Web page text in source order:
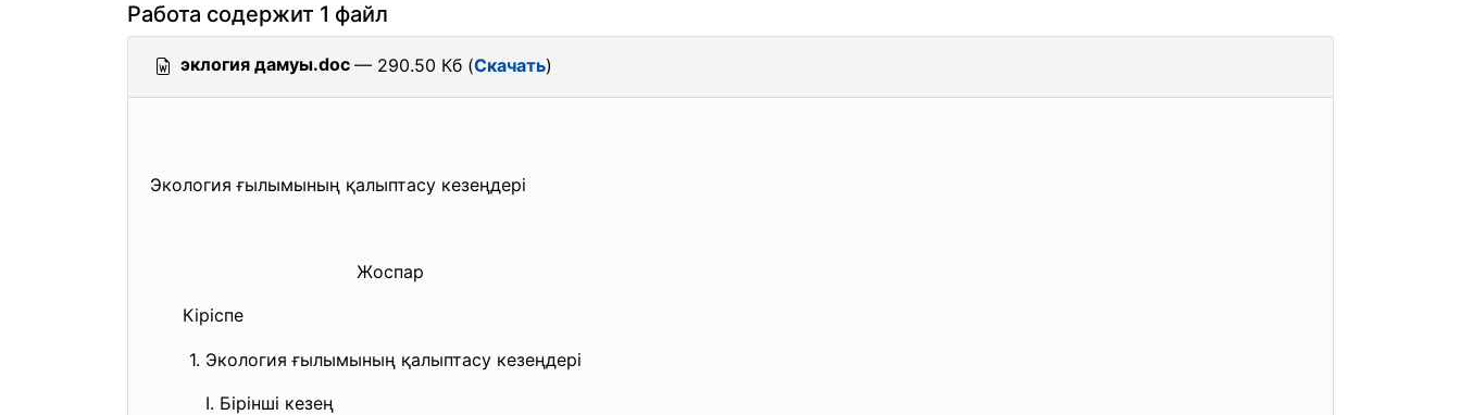
Работа содержит 1 файл
эклогия дамуы.doc — 290.50 Кб (Скачать)
Экология ғылымының қалыптасу кезеңдері
Жоспар
Кіріспе
1. Экология ғылымының қалыптасу кезеңдері
I. Бірінші кезең